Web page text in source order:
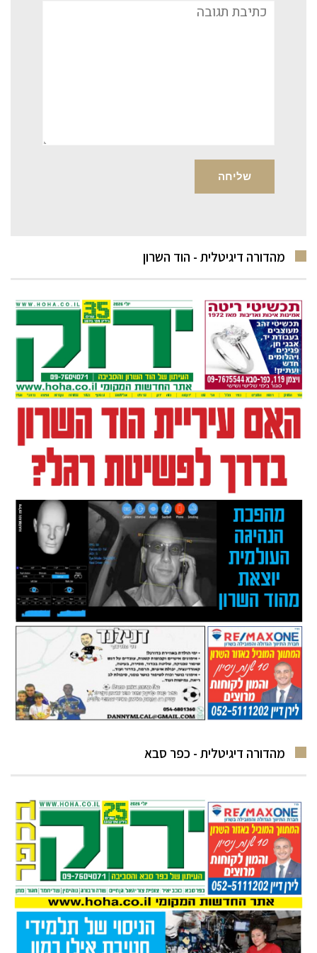
תגובה
מהדורה דיגיטלית - הוד השרון
מהדורה דיגיטלית - כפר סבא